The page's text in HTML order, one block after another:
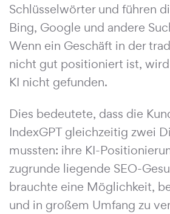
Schlüsselwörter und führen
Bing, Google und andere
Wenn ein Geschäft in der
nicht gut positioniert ist,
KI nicht gefunden.
Dies bedeutete, dass die
IndexGPT gleichzeitig zwei
mussten: ihre KI-
zugrunde liegende SEO-
brauchte eine Möglichkeit,
und in großem Umfang zu